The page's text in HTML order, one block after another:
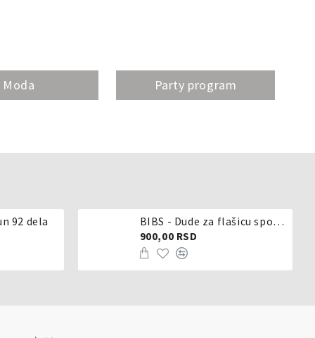
Moda Party program
92 dela BIBS - Dude za flašicu sporijeg, srednjeg ili brzog protoka - silikon
900,00 RSD